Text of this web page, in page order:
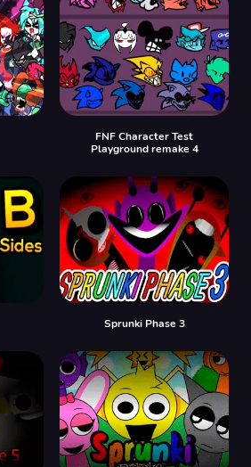
FNF Character Test
Playground remake 4
Sprunki Phase 3